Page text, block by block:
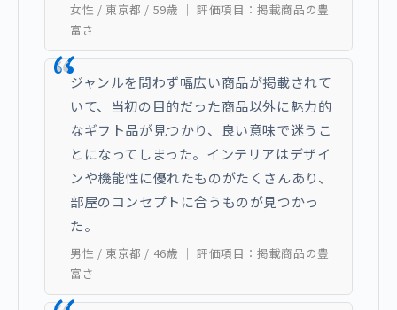
女性 / 東京都 / 59歳 ｜ 評価項目：掲載商品の豊
富さ
ジャンルを問わず幅広い商品が掲載されて
いて、当初の目的だった商品以外に魅力的
なギフト品が見つかり、良い意味で迷うこ
とになってしまった。インテリアはデザイ
ンや機能性に優れたものがたくさんあり、
部屋のコンセプトに合うものが見つかっ
た。
男性 / 東京都 / 46歳 ｜ 評価項目：掲載商品の豊
富さ